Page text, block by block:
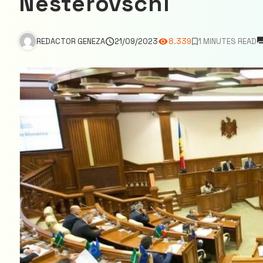
REDACTOR GENEZA 21/09/2023 8.339 1 MINUTES READ